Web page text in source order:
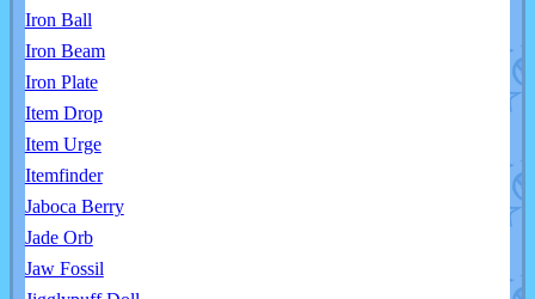
Iron Ball
Iron Beam
Iron Plate
Item Drop
Item Urge
Itemfinder
Jaboca Berry
Jade Orb
Jaw Fossil